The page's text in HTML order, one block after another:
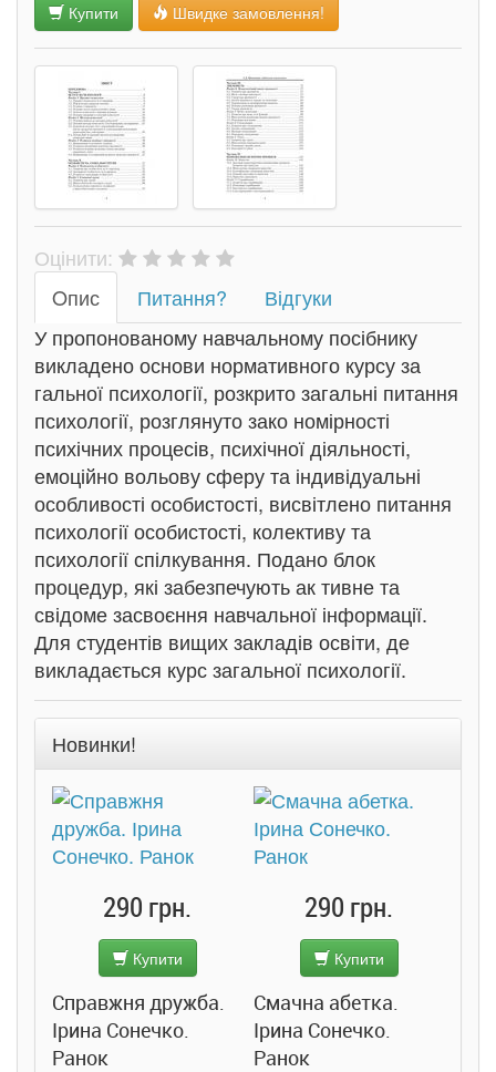
Купити Швидке замовлення!
Оцінити:
Oпис
Питання?
Відгуки
У пропонованому навчальному посібнику
викладено основи нормативного курсу за
гальної психології, розкрито загальні питання
психології, розглянуто зако номірності
психічних процесів, психічної діяльності,
емоційно вольову сферу та індивідуальні
особливості особистості, висвітлено питання
психології особистості, колективу та
психології спілкування. Подано блок
процедур, які забезпечують ак тивне та
свідоме засвоєння навчальної інформації.
Для студентів вищих закладів освіти, де
викладається курс загальної психології.
Новинки!
290 грн.
Купити
Справжня дружба.
Ірина Сонечко.
Ранок
290 грн.
Купити
Смачна абетка.
Ірина Сонечко.
Ранок